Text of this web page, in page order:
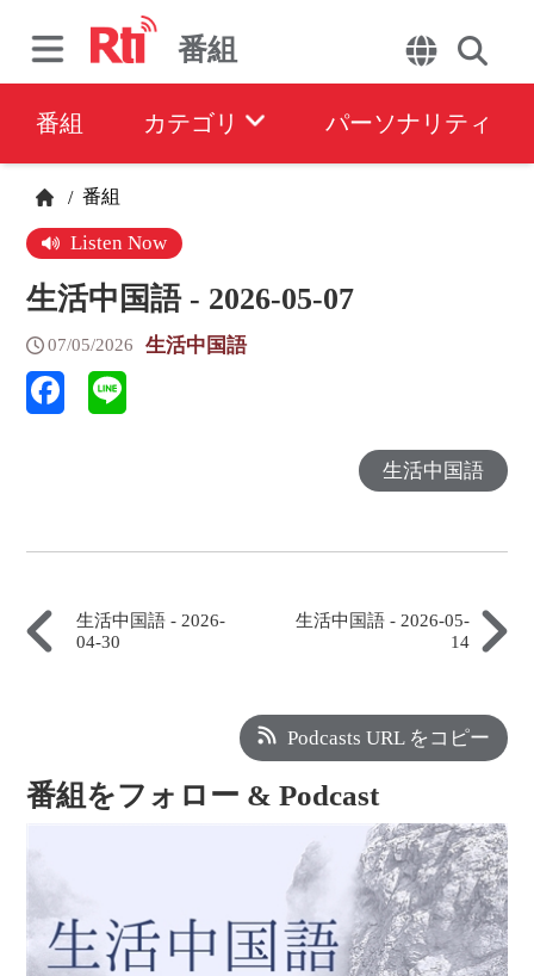
番組
番組 カテゴリ パーソナリティ
/ 番組
Listen Now
生活中国語 - 2026-05-07
07/05/2026 生活中国語
生活中国語
生活中国語 - 2026-
04-30
生活中国語 - 2026-05-
14
Podcasts URL をコピー
番組をフォロー & Podcast